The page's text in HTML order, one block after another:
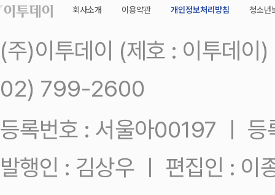
회사소개 이용약관 개인정보처리방침 청소년
(주)이투데이 (제호 : 이투데
02) 799-2600
등록번호 : 서울아00197 ㅣ
발행인 : 김상우 ㅣ 편집인 : 이